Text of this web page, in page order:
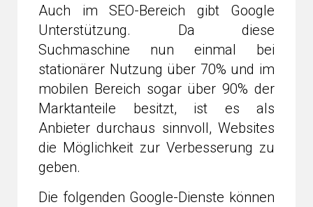
Auch im SEO-Bereich gibt Google
Unterstützung. Da diese
Suchmaschine nun einmal bei
stationärer Nutzung über 70% und im
mobilen Bereich sogar über 90% der
Marktanteile besitzt, ist es als
Anbieter durchaus sinnvoll, Websites
die Möglichkeit zur Verbesserung zu
geben.
Die folgenden Google-Dienste können